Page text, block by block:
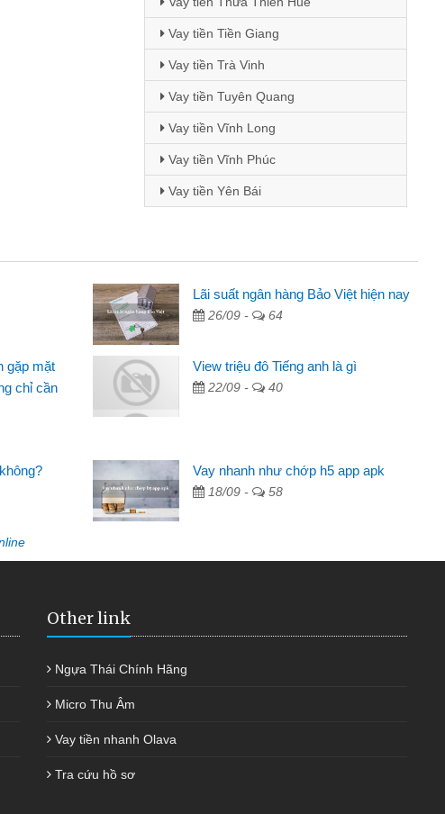
Vay tiền Tiền Giang
Vay tiền Trà Vinh
Vay tiền Tuyên Quang
Vay tiền Vĩnh Long
Vay tiền Vĩnh Phúc
Vay tiền Yên Bái
Mai Lan - Sinh viên
Tôi biết đến thông qua quảng cáo trên facebook. Tôi là
sinh viên nên cần đóng tiền nhà, sinh nhật bạn bè, mà đọc
thủ tục nhanh gọn nên tôi quyết định vay
cần có 2 triệu để giải quyết việc riêng, trong 1-2 ngày tôi trả
được thôi. Cảm ơn đã giúp tôi kịp thời và nhanh chóng
Lãi suất ngân hàng Bảo Việt hiện nay
26/09 - 64
gặp mặt
chỉ cần
View triệu đô Tiếng anh là gì
22/09 - 40
Vay nhanh như chớp h5 app apk
18/09 - 58
Other link
Ngựa Thái Chính Hãng
Micro Thu Âm
Vay tiền nhanh Olava
Tra cứu hồ sơ